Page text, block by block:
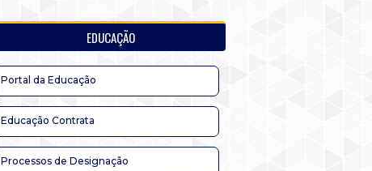
EDUCAÇÃO
Portal da Educação
Educação Contrata
Processos de Designação